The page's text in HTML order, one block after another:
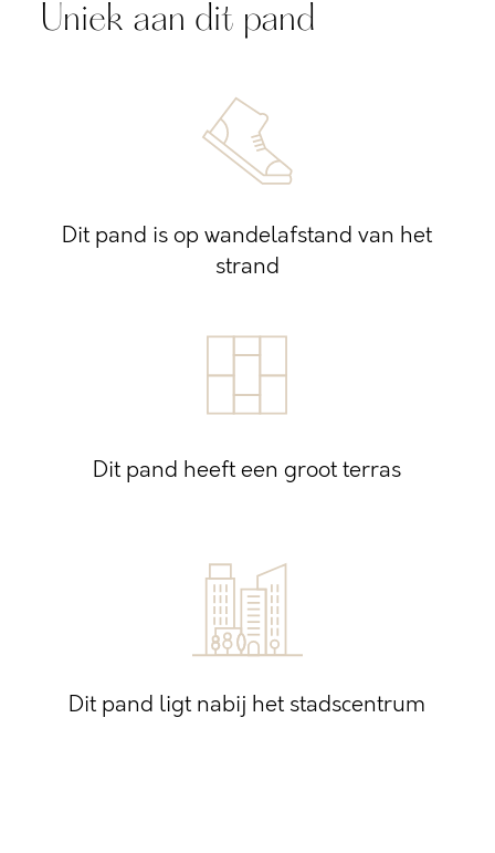
Uniek aan dit pand
Dit pand is op wandelafstand van het
strand
Dit pand heeft een groot terras
Dit pand ligt nabij het stadscentrum